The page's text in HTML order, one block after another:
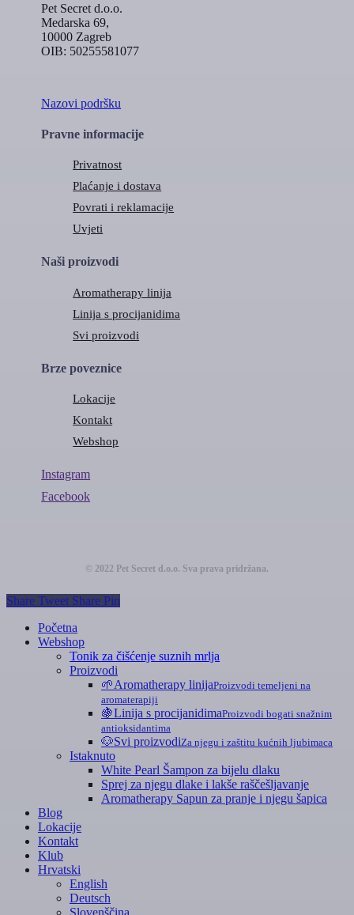
Pet Secret d.o.o.
Medarska 69,
10000 Zagreb
OIB: 50255581077
Nazovi podršku
Pravne informacije
Privatnost
Plaćanje i dostava
Povrati i reklamacije
Uvjeti
Naši proizvodi
Aromatherapy linija
Linija s procijanidima
Svi proizvodi
Brze poveznice
Lokacije
Kontakt
Webshop
Instagram
Facebook
© 2022 Pet Secret d.o.o. Sva prava pridržana.
Share Tweet Share Pin
Zatvori
izbornik
Početna
Webshop
Tonik za čišćenje suznih mrlja
Proizvodi
🌱Aromatherapy linijaProizvodi temeljeni na
aromaterapiji
🍇Linija s procijanidimaProizvodi bogati snažnim
antioksidantima
🐶Svi proizvodiZa njegu i zaštitu kućnih ljubimaca
Istaknuto
White Pearl Šampon za bijelu dlaku
Sprej za njegu dlake i lakše raščešljavanje
Aromatherapy Sapun za pranje i njegu šapica
Blog
Lokacije
Kontakt
Klub
Hrvatski
English
Deutsch
Slovenščina